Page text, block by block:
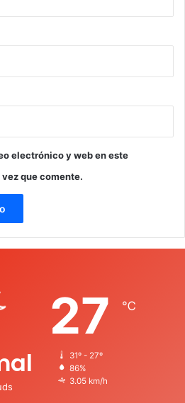
electrónico y web en este
que comente.
27 ℃
31º - 27º
86%
3.05 km/h